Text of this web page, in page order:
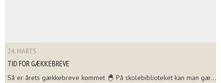
24. MARTS
TID FOR GÆKKEBREVE
Så er årets gækkebreve kommet 🐣 På skolebiblioteket kan man gæ...